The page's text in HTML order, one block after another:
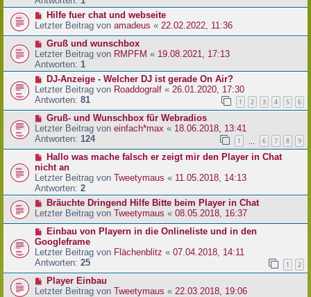
Hilfe fuer chat und webseite
Letzter Beitrag von amadeus « 22.02.2022, 11:36
Gruß und wunschbox
Letzter Beitrag von RMPFM « 19.08.2021, 17:13
Antworten: 1
DJ-Anzeige - Welcher DJ ist gerade On Air?
Letzter Beitrag von Roaddogralf « 26.01.2020, 17:30
Antworten: 81 1 2 3 4 5 6
Gruß- und Wunschbox für Webradios
Letzter Beitrag von einfach*max « 18.06.2018, 13:41
Antworten: 124 1 6 7 8 9
Hallo was mache falsch er zeigt mir den Player in Chat
nicht an
Letzter Beitrag von Tweetymaus « 11.05.2018, 14:13
Antworten: 2
Bräuchte Dringend Hilfe Bitte beim Player in Chat
Letzter Beitrag von Tweetymaus « 08.05.2018, 16:37
Einbau von Playern in die Onlineliste und in den
Googleframe
Letzter Beitrag von Flächenblitz « 07.04.2018, 14:11
Antworten: 25 1 2
Player Einbau
Letzter Beitrag von Tweetymaus « 22.03.2018, 19:06